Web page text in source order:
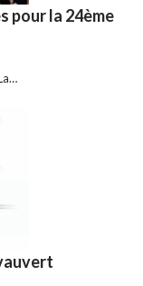
pour la 24ème